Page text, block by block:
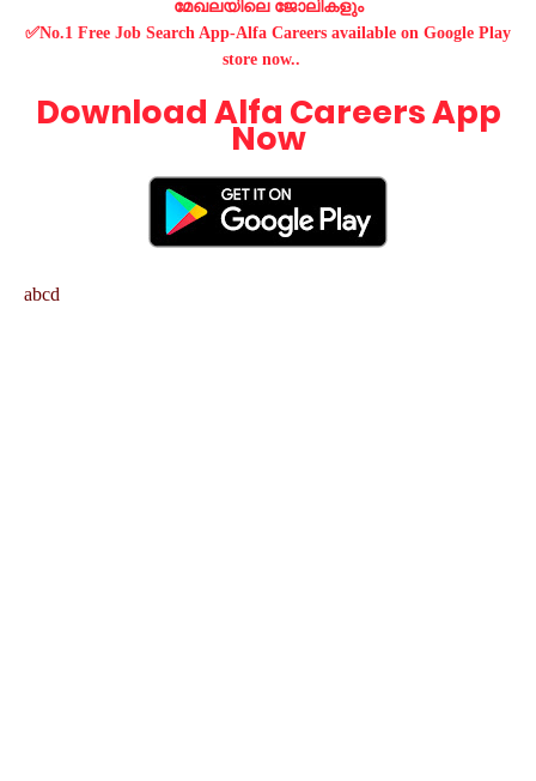
മേഖലയിലെ ജോലികളും
✅No.1 Free Job Search App-Alfa Careers available on Google Play
store now..
Download Alfa Careers App
Now
abcd